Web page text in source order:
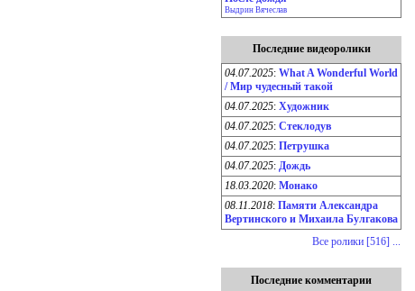
Выдрин Вячеслав
Последние видеоролики
04.07.2025: What A Wonderful World
/ Мир чудесный такой
04.07.2025: Художник
04.07.2025: Стеклодув
04.07.2025: Петрушка
04.07.2025: Дождь
18.03.2020: Монако
08.11.2018: Памяти Александра
Вертинского и Михаила Булгакова
Все ролики [516] ...
Последние комментарии